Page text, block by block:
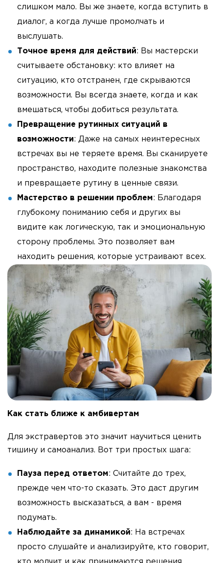
слишком мало. Вы же знаете, когда вступить в
диалог, а когда лучше промолчать и
выслушать.
Точное время для действий: Вы мастерски
считываете обстановку: кто влияет на
ситуацию, кто отстранен, где скрываются
возможности. Вы всегда знаете, когда и как
вмешаться, чтобы добиться результата.
Превращение рутинных ситуаций в
возможности: Даже на самых неинтересных
встречах вы не теряете время. Вы сканируете
пространство, находите полезные знакомства
и превращаете рутину в ценные связи.
Мастерство в решении проблем: Благодаря
глубокому пониманию себя и других вы
видите как логическую, так и эмоциональную
сторону проблемы. Это позволяет вам
находить решения, которые устраивают всех.
Как стать ближе к амбивертам
Для экстравертов это значит научиться ценить
тишину и самоанализ. Вот три простых шага:
Пауза перед ответом: Считайте до трех,
прежде чем что-то сказать. Это даст другим
возможность высказаться, а вам - время
подумать.
Наблюдайте за динамикой: На встречах
просто слушайте и анализируйте, кто говорит,